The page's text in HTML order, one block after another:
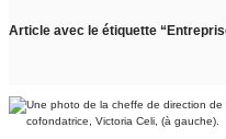
Article avec le étiquette